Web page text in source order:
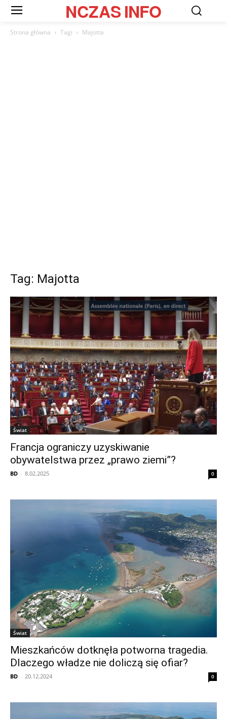
NCZASINFO
Strona główna Tagi Majotta
Tag: Majotta
Świat
Francja ograniczy uzyskiwanie
obywatelstwa przez „prawo ziemi”?
BD - 8.02.2025 0
Świat
Mieszkańców dotknęła potworna tragedia.
Dlaczego władze nie doliczą się ofiar?
BD - 20.12.2024 0